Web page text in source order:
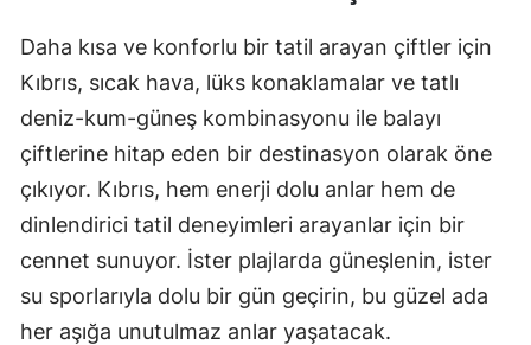
Daha kısa ve konforlu bir tatil arayan çiftler için
Kıbrıs, sıcak hava, lüks konaklamalar ve tatlı
deniz-kum-güneş kombinasyonu ile balayı
çiftlerine hitap eden bir destinasyon olarak öne
çıkıyor. Kıbrıs, hem enerji dolu anlar hem de
dinlendirici tatil deneyimleri arayanlar için bir
cennet sunuyor. İster plajlarda güneşlenin, ister
su sporlarıyla dolu bir gün geçirin, bu güzel ada
her aşığa unutulmaz anlar yaşatacak.